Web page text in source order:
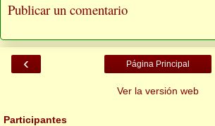
Publicar un comentario
‹ Página Principal
Ver la versión web
Participantes